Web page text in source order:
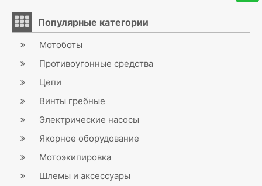
Популярные категории
Мотоботы
Противоугонные средства
Цепи
Винты гребные
Электрические насосы
Якорное оборудование
Мотоэкипировка
Шлемы и аксессуары